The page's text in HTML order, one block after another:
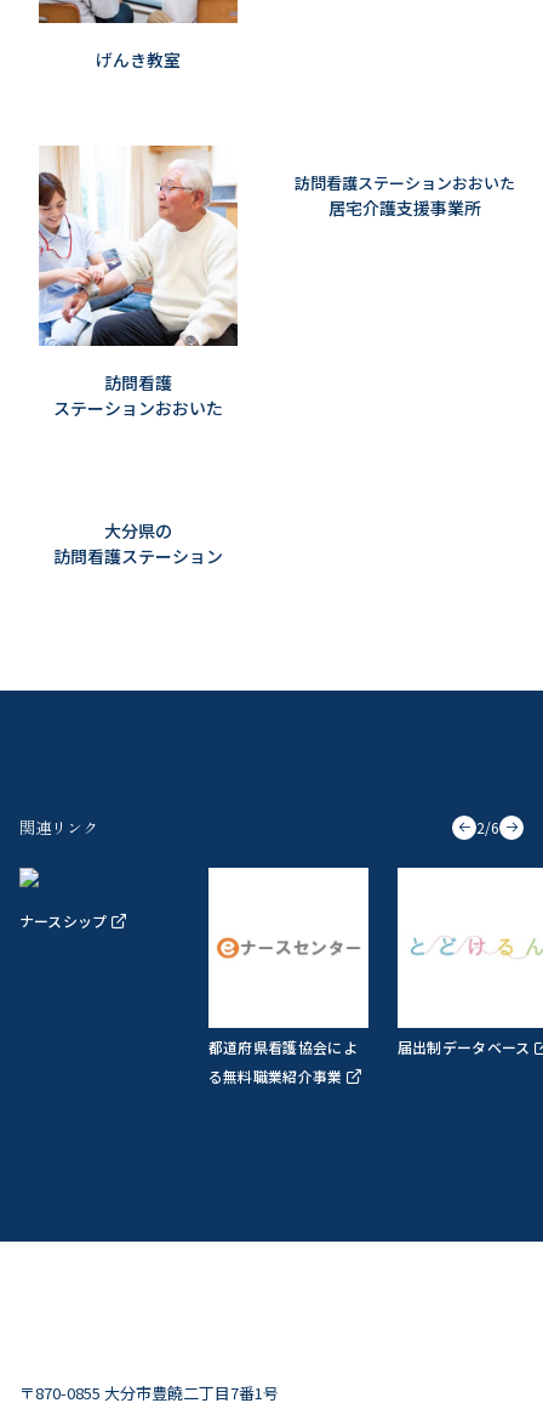
げんき教室
訪問看護
ステーションおおいた
訪問看護ステーションおおいた
居宅介護支援事業所
大分県の
訪問看護ステーション
関連リンク 2/6
ナースシップ
都道府県看護協会によ
る無料職業紹介事業
届出制データベース
〒870-0855 大分市豊饒二丁目7番1号